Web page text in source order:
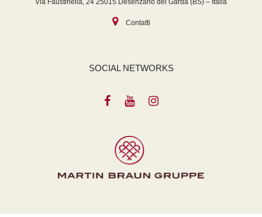
Via Faustinella, 24 25015 Desenzano del Garda (BS) – Italia
Contatti
SOCIAL NETWORKS